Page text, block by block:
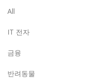
All
IT 전자
금융
반려동물